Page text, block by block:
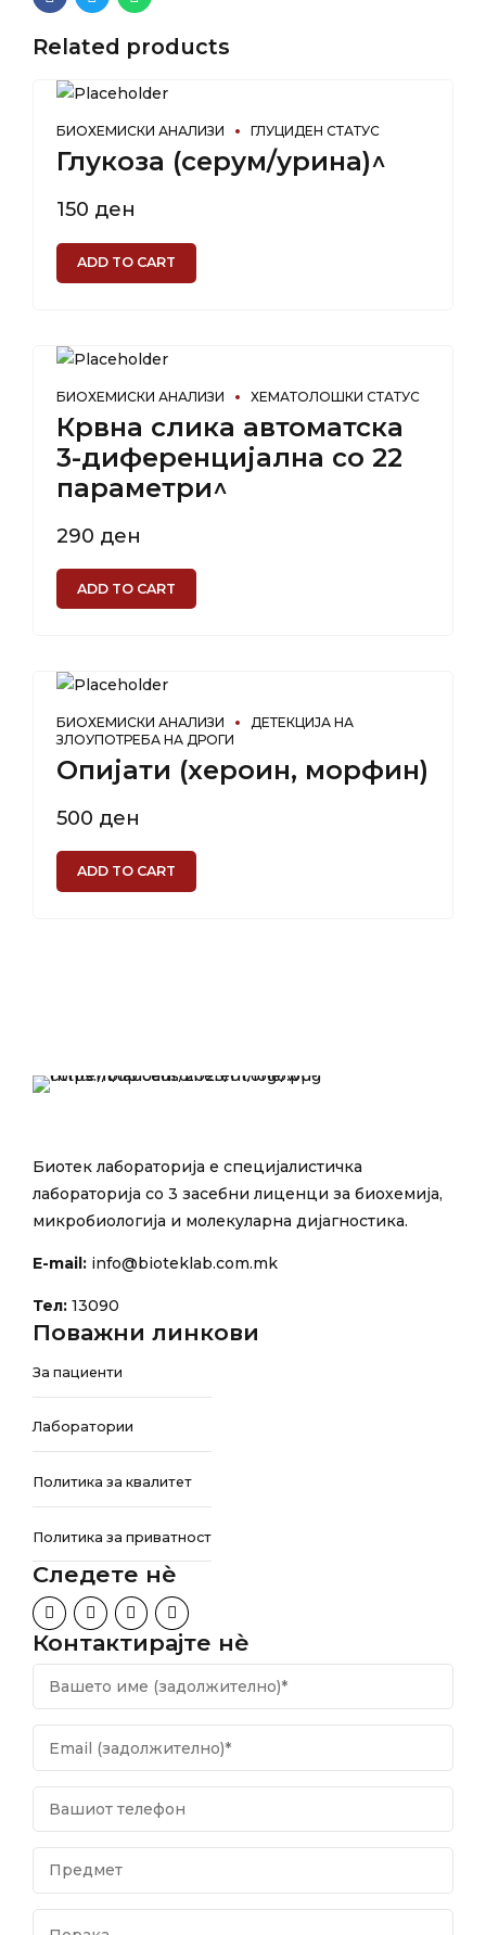
Related products
БИОХЕМИСКИ АНАЛИЗИ ГЛУЦИДЕН СТАТУС
Глукоза (серум/урина)^
150 ден
ADD TO CART
БИОХЕМИСКИ АНАЛИЗИ ХЕМАТОЛОШКИ СТАТУС
Крвна слика автоматска
3-диференцијална со 22
параметри^
290 ден
ADD TO CART
БИОХЕМИСКИ АНАЛИЗИ
ДЕТЕКЦИЈА НА
ЗЛОУПОТРЕБА НА ДРОГИ
Опијати (хероин, морфин)
500 ден
ADD TO CART
Биотек лабораторија е специјалистичка
лабораторија со 3 засебни лиценци за биохемија,
микробиологија и молекуларна дијагностика.
E-mail: info@bioteklab.com.mk
Тел: 13090
Поважни линкови
За пациенти
Лаборатории
Политика за квалитет
Политика за приватност
Следете нѐ
Контактирајте нѐ